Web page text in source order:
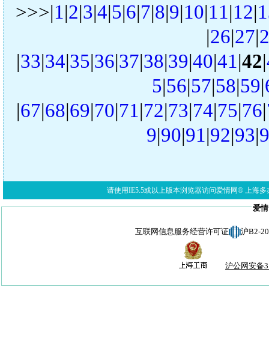
>>>|1|2|3|4|5|6|7|8|9|10|11|12|
|26|27|
|33|34|35|36|37|38|39|40|41|42|
5|56|57|58|59|
|67|68|69|70|71|72|73|74|75|76|
9|90|91|92|93|
请使用IE5.5或以上版本浏览器访问爱情网® 上海多
爱
互联网信息服务经营许可证 沪B2-
沪公网安备